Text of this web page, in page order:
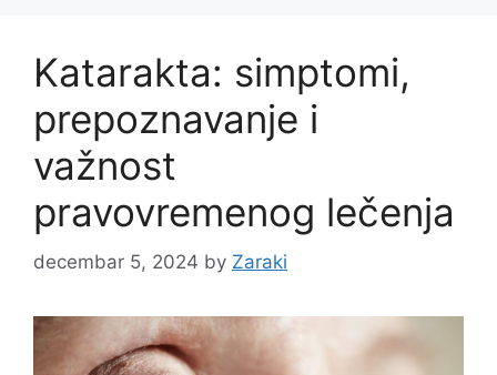
Katarakta: simptomi,
prepoznavanje i
važnost
pravovremenog lečenja
decembar 5, 2024 by Zaraki